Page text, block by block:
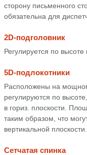
сторону письменного
обязательна для
2D-подголовник
Регулируется по высоте
5D-подлокотники
Расположены на
регулируются по
в гориз. плоскости.
таким образом, что
вертикальной плоскости.
Сетчатая спинка